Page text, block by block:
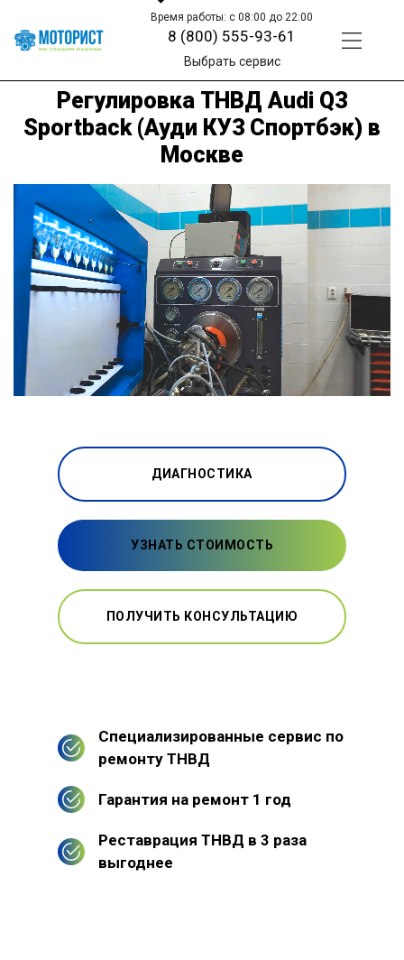
Время работы: с 08:00 до 22:00
8 (800) 555-93-61
Выбрать сервис
Регулировка ТНВД Audi Q3
Sportback (Ауди КУ3 Спортбэк) в
Москве
ДИАГНОСТИКА
УЗНАТЬ СТОИМОСТЬ
ПОЛУЧИТЬ КОНСУЛЬТАЦИЮ
Специализированные сервис по
ремонту ТНВД
Гарантия на ремонт 1 год
Реставрация ТНВД в 3 раза
выгоднее